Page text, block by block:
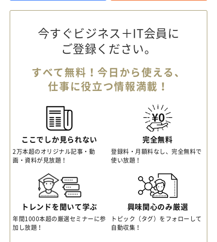
今すぐビジネス＋IT会員に
ご登録ください。
すべて無料！今日から使える、
仕事に役立つ情報満載！
ここでしか見られない
2万本超のオリジナル記事・動
画・資料が見放題！
完全無料
登録料・月額料なし、完全無料で
使い放題！
トレンドを聞いて学ぶ
年間1000本超の厳選セミナーに参
加し放題！
興味関心のみ厳選
トピック（タグ）をフォローして
自動収集！